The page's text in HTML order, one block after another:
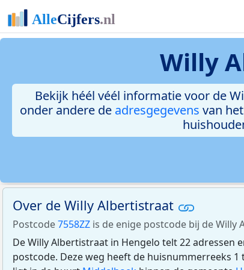
Willy
Bekijk héél véél informatie voor de
onder andere de adresgegevens van
Over de Willy Albertistraat
Postcode7558ZZ is de enige postcode bij de Willy
De Willy Albertistraat in Hengelo telt 22 adressen
postcode. Deze weg heeft de huisnummerreeks